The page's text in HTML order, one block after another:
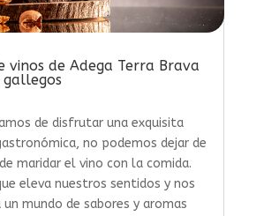
vinos de Adega Terra Brava
de disfrutar una exquisita
no podemos dejar de
maridar el vino con la comida.
eleva nuestros sentidos y nos
mundo de sabores y aromas